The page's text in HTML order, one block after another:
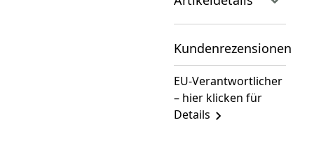
Kundenrezensionen
EU-Verantwortlicher
– hier klicken für
Details